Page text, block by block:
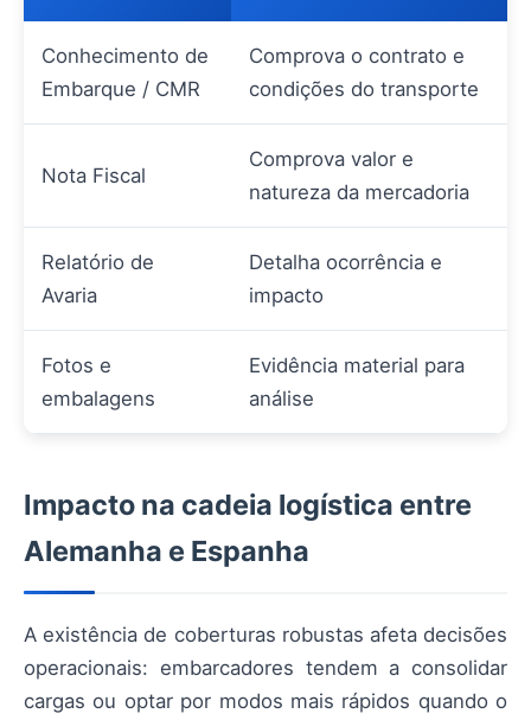
Conhecimento de
Embarque / CMR
Comprova o contrato e
condições do transporte
Nota Fiscal
Comprova valor e
natureza da mercadoria
Relatório de
Avaria
Detalha ocorrência e
impacto
Fotos e
embalagens
Evidência material para
análise
Impacto na cadeia logística entre
Alemanha e Espanha
A existência de coberturas robustas afeta decisões
operacionais: embarcadores tendem a consolidar
cargas ou optar por modos mais rápidos quando o